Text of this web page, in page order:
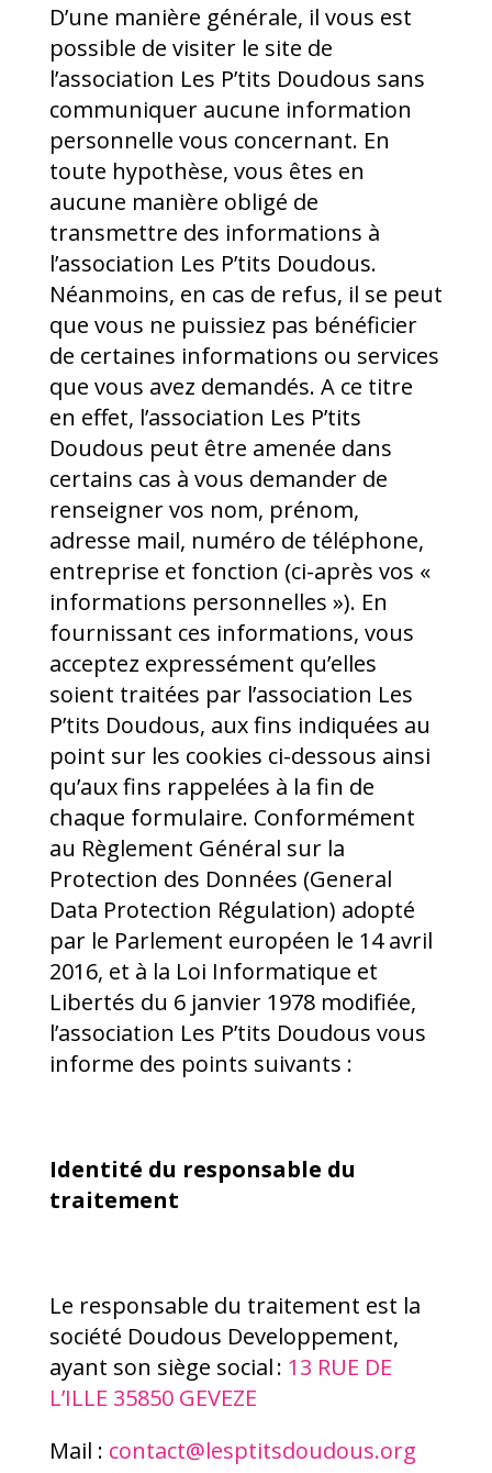
D’une manière générale, il vous est
possible de visiter le site de
l’association Les P’tits Doudous sans
communiquer aucune information
personnelle vous concernant. En
toute hypothèse, vous êtes en
aucune manière obligé de
transmettre des informations à
l’association Les P’tits Doudous.
Néanmoins, en cas de refus, il se peut
que vous ne puissiez pas bénéficier
de certaines informations ou services
que vous avez demandés. A ce titre
en effet, l’association Les P’tits
Doudous peut être amenée dans
certains cas à vous demander de
renseigner vos nom, prénom,
adresse mail, numéro de téléphone,
entreprise et fonction (ci-après vos «
informations personnelles »). En
fournissant ces informations, vous
acceptez expressément qu’elles
soient traitées par l’association Les
P’tits Doudous, aux fins indiquées au
point sur les cookies ci-dessous ainsi
qu’aux fins rappelées à la fin de
chaque formulaire. Conformément
au Règlement Général sur la
Protection des Données (General
Data Protection Régulation) adopté
par le Parlement européen le 14 avril
2016, et à la Loi Informatique et
Libertés du 6 janvier 1978 modifiée,
l’association Les P’tits Doudous vous
informe des points suivants :
Identité du responsable du
traitement
Le responsable du traitement est la
société Doudous Developpement,
ayant son siège social : 13 RUE DE
L’ILLE 35850 GEVEZE
Mail : contact@lesptitsdoudous.org